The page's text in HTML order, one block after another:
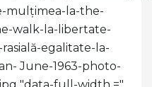
mulțimea-la-the-
walk-la-libertate-
egalitate-la-
June-1963-photo-